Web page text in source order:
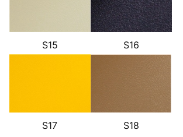
S15 S16
S17 S18